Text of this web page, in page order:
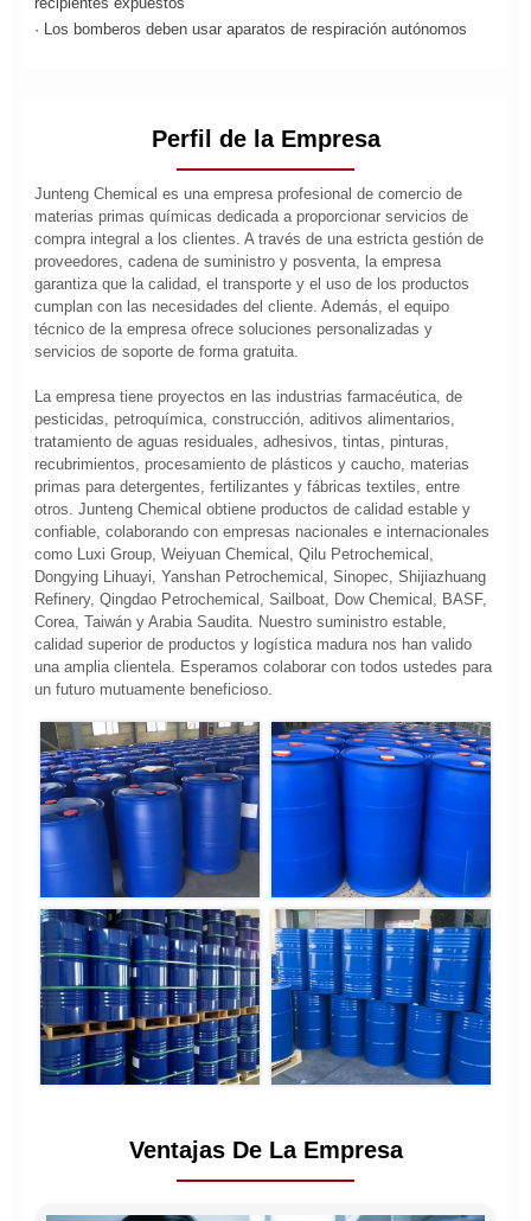
· Los bomberos deben usar aparatos de respiración autónomos
Perfil de la Empresa
Junteng Chemical es una empresa profesional de comercio de
materias primas químicas dedicada a proporcionar servicios de
compra integral a los clientes. A través de una estricta gestión de
proveedores, cadena de suministro y posventa, la empresa
garantiza que la calidad, el transporte y el uso de los productos
cumplan con las necesidades del cliente. Además, el equipo
técnico de la empresa ofrece soluciones personalizadas y
servicios de soporte de forma gratuita.
La empresa tiene proyectos en las industrias farmacéutica, de
pesticidas, petroquímica, construcción, aditivos alimentarios,
tratamiento de aguas residuales, adhesivos, tintas, pinturas,
recubrimientos, procesamiento de plásticos y caucho, materias
primas para detergentes, fertilizantes y fábricas textiles, entre
otros. Junteng Chemical obtiene productos de calidad estable y
confiable, colaborando con empresas nacionales e internacionales
como Luxi Group, Weiyuan Chemical, Qilu Petrochemical,
Dongying Lihuayi, Yanshan Petrochemical, Sinopec, Shijiazhuang
Refinery, Qingdao Petrochemical, Sailboat, Dow Chemical, BASF,
Corea, Taiwán y Arabia Saudita. Nuestro suministro estable,
calidad superior de productos y logística madura nos han valido
una amplia clientela. Esperamos colaborar con todos ustedes para
un futuro mutuamente beneficioso.
Ventajas De La Empresa